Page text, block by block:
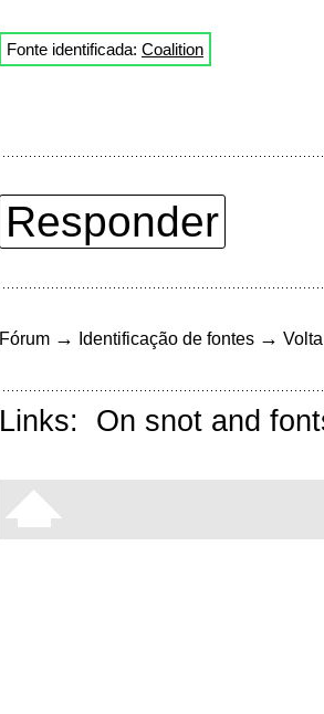
Fonte identificada: Coalition
Responder
Fórum → Identificação de fontes →
Links: On snot and